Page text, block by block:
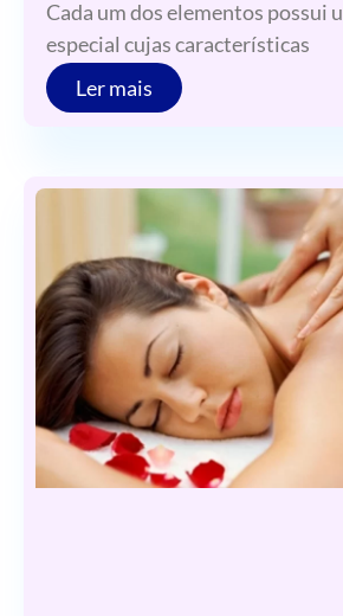
Cada um dos elementos possui
especial cujas características
Ler mais